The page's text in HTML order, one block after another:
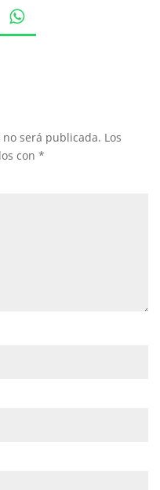
será publicada. Los
con *